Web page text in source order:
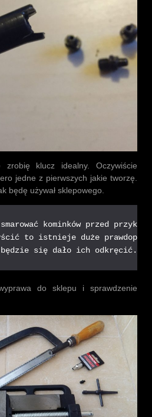
zrobię klucz idealny. Oczywiście
jedne z pierwszych jakie tworzę.
będę używał sklepowego.
kominków przed
to istnieje duże
się dało ich odkręcić.
do sklepu i sprawdzenie